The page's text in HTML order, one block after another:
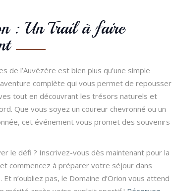
: Un Trail à faire
de l’Auvézère est bien plus qu’une simple
aventure complète qui vous permet de repousser
tout en découvrant les trésors naturels et
Que vous soyez un coureur chevronné ou un
cet événement vous promet des souvenirs
le défi ? Inscrivez-vous dès maintenant pour la
commencez à préparer votre séjour dans
n’oubliez pas, le Domaine d’Orion vous attend